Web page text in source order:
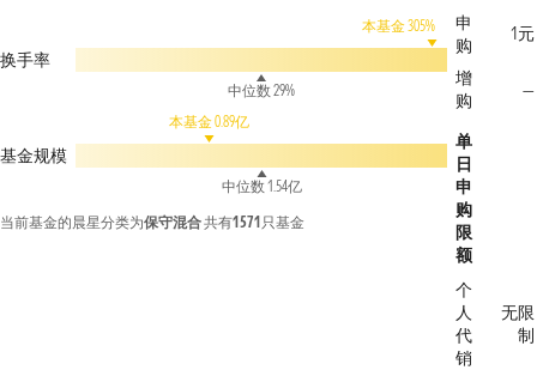
换手率
本基金 305%
中位数 29%
基金规模
本基金 0.89亿
中位数 1.54亿
当前基金的晨星分类为保守混合共有1571 只基金
申
购
1元
增
购
—
单
日
申
购
限
额
个
人
代
销
无限
制